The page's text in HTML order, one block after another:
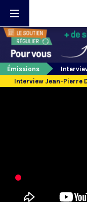
Émissions
Interview Jean-Pierre